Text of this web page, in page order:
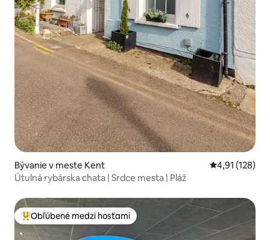
Bývanie v meste Kent Priemerné
4,91 (128)
Útulná rybárska chata | Srdce mesta | Pláž
Najobľúbenejšie medzi hosťami
Obľúbené medzi hosťami